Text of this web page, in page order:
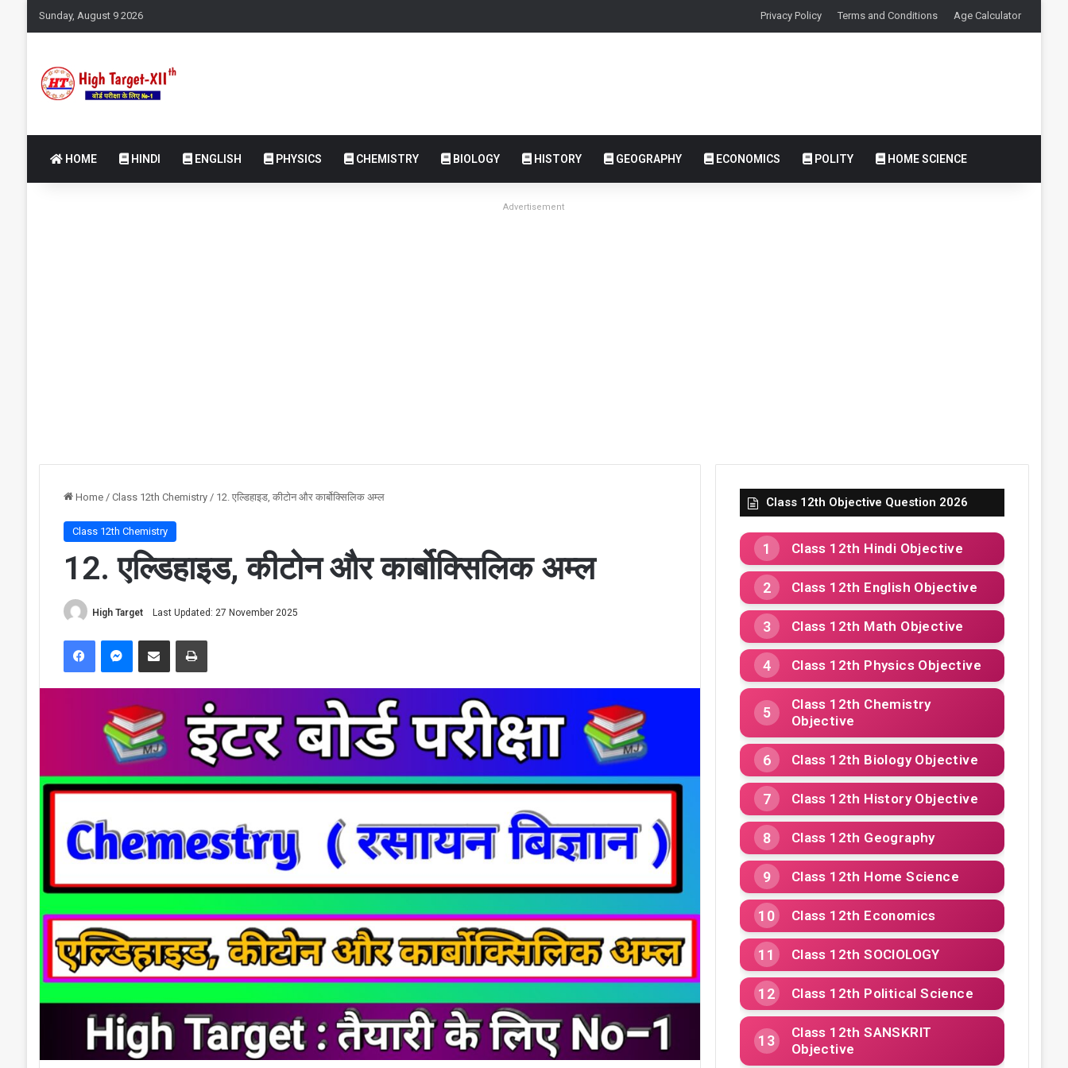
Sunday, August 9 2026 Privacy Policy Terms and Conditions Age Calculator
HOME HINDI ENGLISH PHYSICS CHEMISTRY BIOLOGY HISTORY GEOGRAPHY ECONOMICS POLITY HOME SCIENCE
Advertisement
Home / Class 12th Chemistry / 12. एल्डिहाइड, कीटोन और कार्बोक्सिलिक अम्ल
Class 12th Chemistry
12. एल्डिहाइड, कीटोन और कार्बोक्सिलिक अम्ल
High Target Last Updated: 27 November 2025
FacebookMessenger
Share via Email Print
Class 12th Objective Question 2026
Class 12th Hindi Objective
Class 12th English Objective
Class 12th Math Objective
Class 12th Physics Objective
Class 12th Chemistry
Objective
Class 12th Biology Objective
Class 12th History Objective
Class 12th Geography
Class 12th Home Science
Class 12th Economics
Class 12th SOCIOLOGY
Class 12th Political Science
Class 12th SANSKRIT
Objective